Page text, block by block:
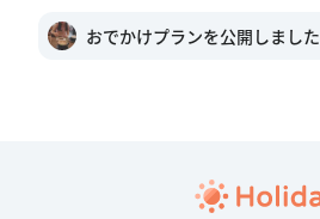
おでかけプランを公開しました